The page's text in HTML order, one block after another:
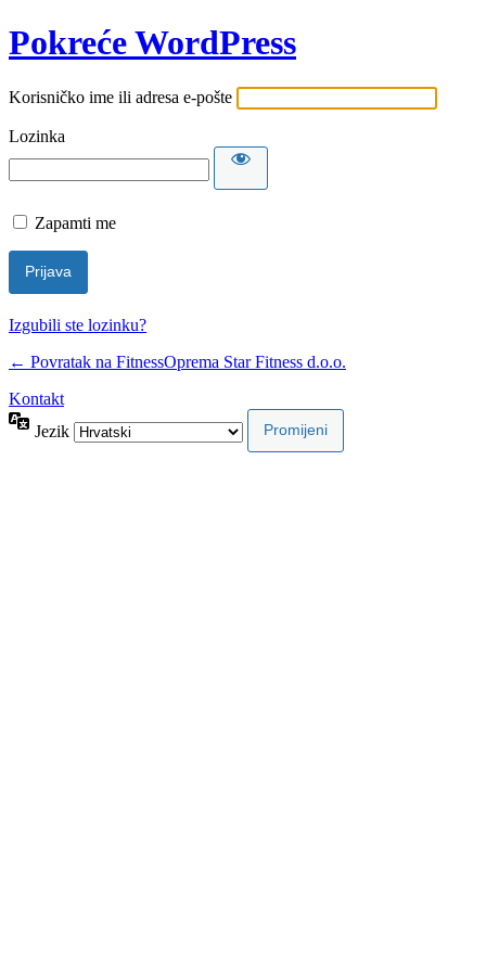
Pokreće WordPress
Korisničko ime ili adresa e-pošte
Lozinka
Zapamti me
Izgubili ste lozinku?
← Povratak na FitnessOprema Star Fitness d.o.o.
Kontakt
Jezik